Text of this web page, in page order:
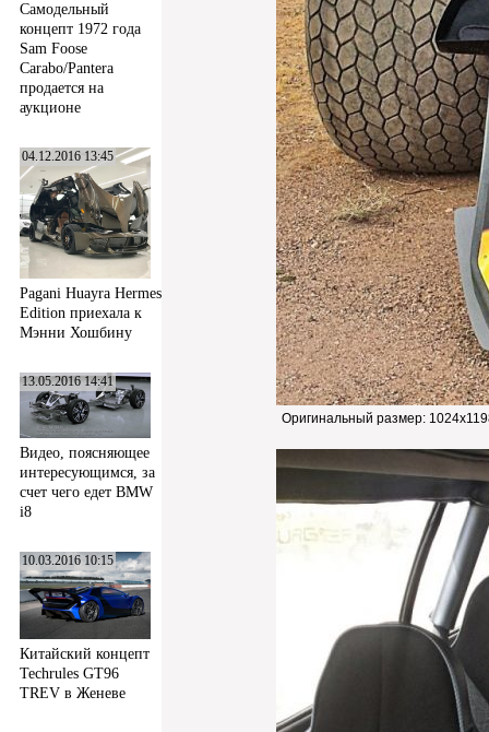
Самодельный
концепт 1972 года
Sam Foose
Carabo/Pantera
продается на
аукционе
04.12.2016 13:45
Pagani Huayra Hermes
Edition приехала к
Мэнни Хошбину
13.05.2016 14:41
Видео, поясняющее
интересующимся, за
счет чего едет BMW
i8
10.03.2016 10:15
Китайский концепт
Techrules GT96
TREV в Женеве
Оригинальный размер: